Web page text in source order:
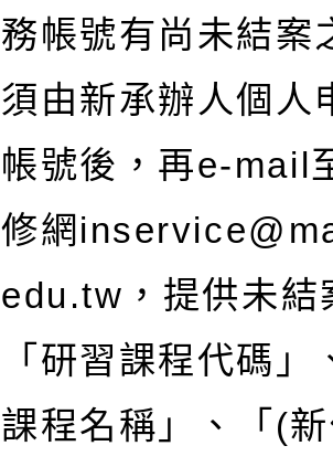
務帳號有尚未結案
須由新承辦人個人
帳號後，再e-mail
修網
edu.tw，提供未結
「研習課程代碼」
課程名稱」、「(